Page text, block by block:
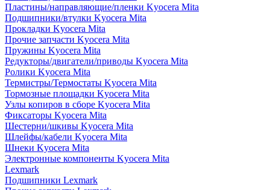
Пластины/направляющие/пленки Kyocera Mita
Подшипники/втулки Kyocera Mita
Прокладки Kyocera Mita
Прочие запчасти Kyocera Mita
Пружины Kyocera Mita
Редукторы/двигатели/приводы Kyocera Mita
Ролики Kyocera Mita
Термистры/Термостаты Kyocera Mita
Тормозные площадки Kyocera Mita
Узлы копиров в сборе Kyocera Mita
Фиксаторы Kyocera Mita
Шестерни/шкивы Kyocera Mita
Шлейфы/кабели Kyocera Mita
Шнеки Kyocera Mita
Электронные компоненты Kyocera Mita
Lexmark
Подшипники Lexmark